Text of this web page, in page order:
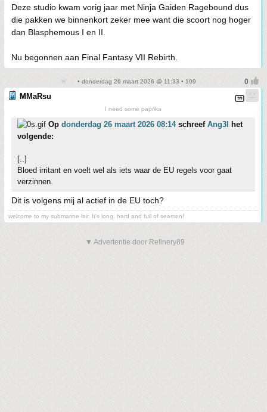
Deze studio kwam vorig jaar met Ninja Gaiden Ragebound dus
die pakken we binnenkort zeker mee want die scoort nog hoger
dan Blasphemous I en II.
Nu begonnen aan Final Fantasy VII Rebirth.
• donderdag 26 maart 2026 @ 11:33 • 109
MMaRsu
I need some paprika
Op donderdag 26 maart 2026 08:14schreef Ang3l
het
volgende:
[..]
Bloed irritant en voelt wel als iets waar de EU regels voor gaat
verzinnen.
Dit is volgens mij al actief in de EU toch?
welcome to my submarine lair. It's long, hard and full of seamen!
▼ Advertentie door Refinery89